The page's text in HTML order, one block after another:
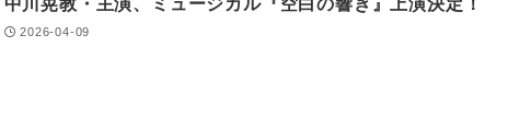
中川晃教・主演、ミュージカル『空⽩の響き』上演決定！
2026-04-09